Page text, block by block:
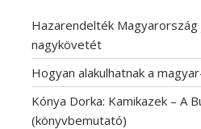
Hazarendelték Magyarország
nagykövetét
Hogyan alakulhatnak a
Kónya Dorka: Kamikazek – A
(könyvbemutató)